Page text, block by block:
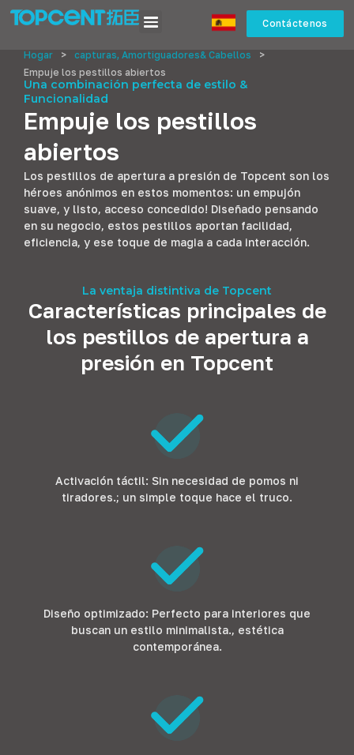
Contáctenos
Hogar > capturas, Amortiguadores& Cabellos
>
Empuje los pestillos abiertos
Una combinación perfecta de estilo &
Funcionalidad
Empuje los pestillos
abiertos
Los pestillos de apertura a presión de Topcent son los
héroes anónimos en estos momentos: un empujón
suave, y listo, acceso concedido! Diseñado pensando
en su negocio, estos pestillos aportan facilidad,
eficiencia, y ese toque de magia a cada interacción.
La ventaja distintiva de Topcent
Características principales de
los pestillos de apertura a
presión en Topcent
Activación táctil: Sin necesidad de pomos ni
tiradores.; un simple toque hace el truco.
Diseño optimizado: Perfecto para interiores que
buscan un estilo minimalista., estética
contemporánea.